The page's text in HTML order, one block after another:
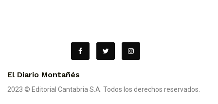
El Diario Montañés
2023 © Editorial Cantabria S.A. Todos los derechos reservados.